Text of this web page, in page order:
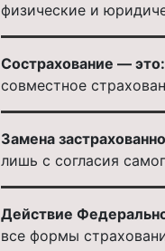
физические и
Сострахование — это:
совместное
Замена
лишь с согласия
Действие
все формы